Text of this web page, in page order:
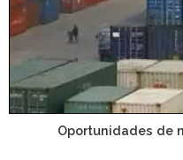
Oportunidades de